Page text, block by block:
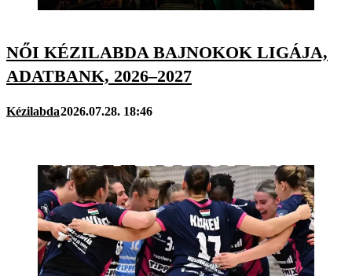
NŐI KÉZILABDA BAJNOKOK LIGÁJA,
ADATBANK, 2026–2027
Kézilabda2026.07.28. 18:46